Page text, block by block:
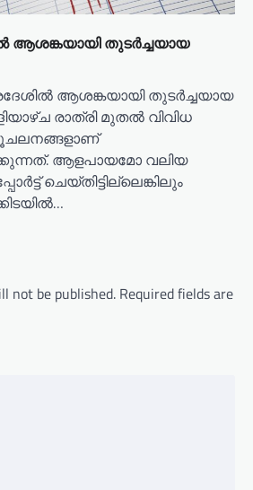
ആശങ്കയായി തുടർച്ചയായ
ആശങ്കയായി തുടർച്ചയായ
രാത്രി മുതൽ വിവിധ
ആളപായമോ വലിയ
ചെയ്തിട്ടില്ലെങ്കിലും
not be published. Required fields are